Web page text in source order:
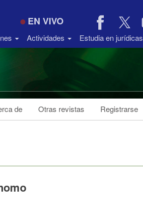
EN VIVO
Actividades Estudia en jurídicas
de Otras revistas Registrarse